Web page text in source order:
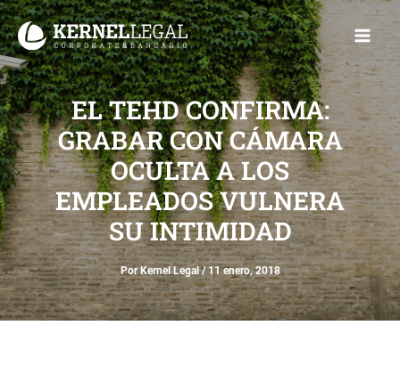
Ir
al
contenido
Main
EL TEHD CONFIRMA:
GRABAR CON CÁMARA
OCULTA A LOS
EMPLEADOS VULNERA
SU INTIMIDAD
Por Kernel Legal/11 enero, 2018